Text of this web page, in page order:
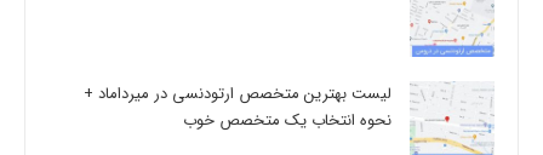
لیست بهترین متخصص ارتودنسی در میرداماد +
نحوه انتخاب یک متخصص خوب